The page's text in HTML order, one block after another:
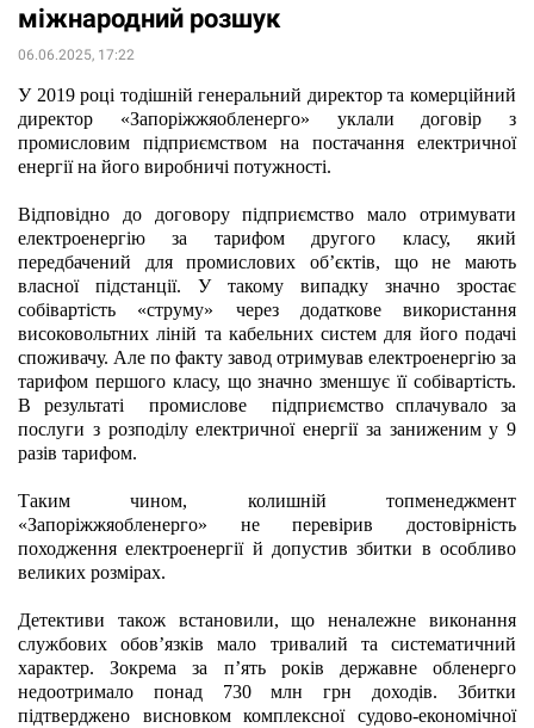
міжнародний розшук
06.06.2025, 17:22
У 2019 році тодішній генеральний директор та комерційний
директор «Запоріжжяобленерго» уклали договір з
промисловим підприємством на постачання електричної
енергії на його виробничі потужності.
Відповідно до договору підприємство мало отримувати
електроенергію за тарифом другого класу, який
передбачений для промислових об’єктів, що не мають
власної підстанції. У такому випадку значно зростає
собівартість «струму» через додаткове використання
високовольтних ліній та кабельних систем для його подачі
споживачу. Але по факту завод отримував електроенергію за
тарифом першого класу, що значно зменшує її собівартість.
В результаті  промислове  підприємство сплачувало за
послуги з розподілу електричної енергії за заниженим у 9
разів тарифом.
Таким чином, колишній топменеджмент
«Запоріжжяобленерго» не перевірив достовірність
походження електроенергії й допустив збитки в особливо
великих розмірах.
Детективи також встановили, що неналежне виконання
службових обов’язків мало тривалий та систематичний
характер. Зокрема за пʼять років державне обленерго
недоотримало понад 730 млн грн доходів. Збитки
підтверджено висновком комплексної судово-економічної